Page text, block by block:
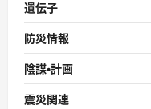
遺伝子
防災情報
陰謀・計画
震災関連